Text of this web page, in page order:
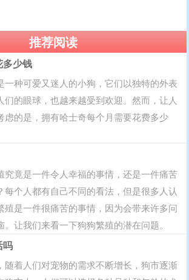
推荐阅读
多少钱
一种可爱又迷人的小狗，它们以独特的外表
们的眼球，也越来越受到欢迎。然而，让人
虑的是，拥有哈士奇每个月需要花费多少
究竟是一件令人幸福的事情，还是一件痛苦
每个人都有自己不同的看法，但是很多人认
殖是一件很痛苦的事情，因为会带来许多问
。让我们来看一下狗狗繁殖的潜在问题。
吗
随着人们对宠物的需求不断增长，狗市逐渐